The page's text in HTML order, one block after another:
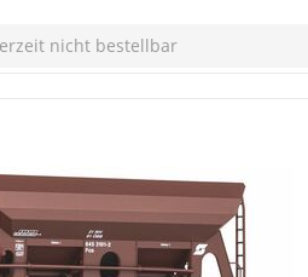
nicht bestellbar